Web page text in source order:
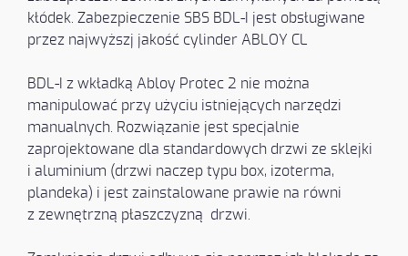
kłódek. Zabezpieczenie SBS BDL-I jest obsługiwane
przez najwyższj jakość cylinder ABLOY CL
BDL-I z wkładką Abloy Protec 2 nie można
manipulować przy użyciu istniejących narzędzi
manualnych. Rozwiązanie jest specjalnie
zaprojektowane dla standardowych drzwi ze sklejki
i aluminium (drzwi naczep typu box, izoterma,
plandeka) i jest zainstalowane prawie na równi
z zewnętrzną płaszczyzną drzwi.